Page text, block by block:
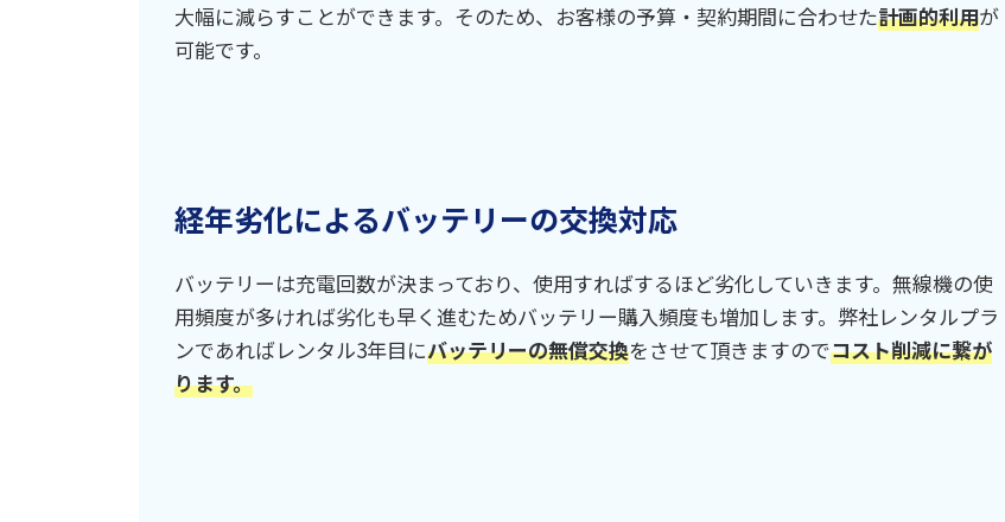
大幅に減らすことができます。そのため、お客様の予算・契約期間に合わせた計画的利用が
可能です。
経年劣化によるバッテリーの交換対応
バッテリーは充電回数が決まっており、使用すればするほど劣化していきます。無線機の使
用頻度が多ければ劣化も早く進むためバッテリー購入頻度も増加します。弊社レンタルプラ
ンであればレンタル3年目にバッテリーの無償交換をさせて頂きますのでコスト削減に繋が
ります。